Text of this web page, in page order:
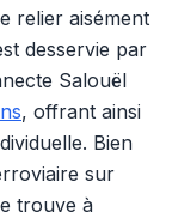
relier aisément
desservie par
Salouël
, offrant ainsi
Bien
sur
trouve à